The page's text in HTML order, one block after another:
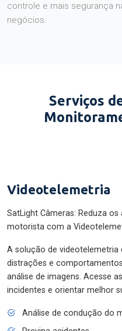
controle e mais segurança
negócios.
Serviços
Videotelemetria
SatLight Câmeras: Reduza
motorista com a
A solução de videotelemetria
distrações e
análise de imagens. Acesse
incidentes e orientar melhor
Análise de condução do